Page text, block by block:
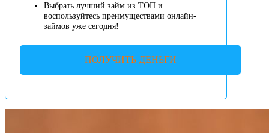
Выбрать лучший займ из ТОП и
воспользуйтесь преимуществами онлайн-
займов уже сегодня!
ПОЛУЧИТЬ ДЕНЬГИ